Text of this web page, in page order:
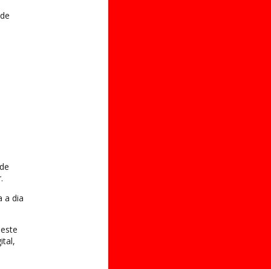
a dia